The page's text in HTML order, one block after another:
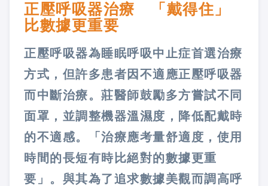
正壓呼吸器治療 「戴得住」
比數據更重要
正壓呼吸器為睡眠呼吸中止症首選治療
方式，但許多患者因不適應正壓呼吸器
而中斷治療。莊醫師鼓勵多方嘗試不同
面罩，並調整機器溫濕度，降低配戴時
的不適感。「治療應考量舒適度，使用
時間的長短有時比絕對的數據更重
要」。與其為了追求數據美觀而調高呼